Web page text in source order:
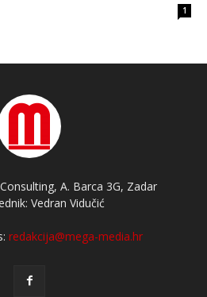
1
A. Barca 3G, Zadar
Vedran Vidučić
redakcija@mega-media.hr